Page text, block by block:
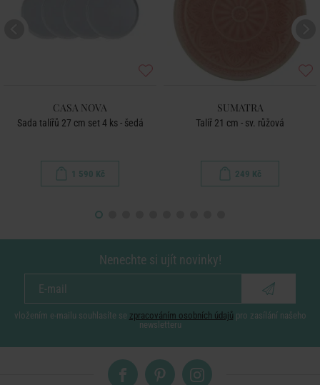
CASA NOVA
Sada talířů 27 cm set 4 ks - šedá
1 590 Kč
SUMATRA
Talíř 21 cm - sv. růžová
249 Kč
Nenechte si ujít novinky!
vložením e-mailu souhlasíte se zpracováním osobních údajů pro zasílání našeho
newsletteru